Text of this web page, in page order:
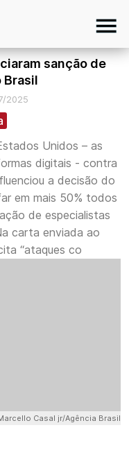
sanção de
Brasil
2025
Unidos – as
digitais - contra
a decisão do
em mais 50% todos
de especialistas
carta enviada ao
“ataques co
Casal jr/Agência Brasil